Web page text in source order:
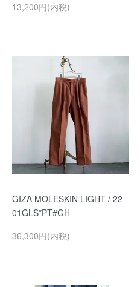
13,200円(内税)
GIZA MOLESKIN LIGHT / 22-
01GLS*PT#GH
36,300円(内税)